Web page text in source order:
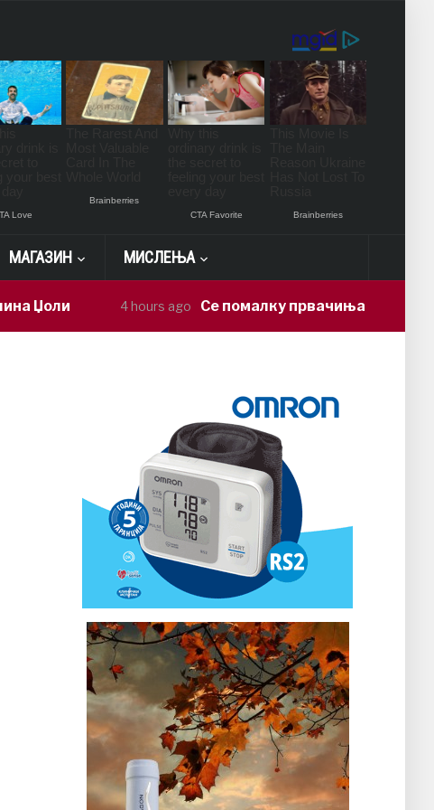
МАГАЗИН МИСЛЕЊА
4 hours ago Се помалку првачиња – партиите се